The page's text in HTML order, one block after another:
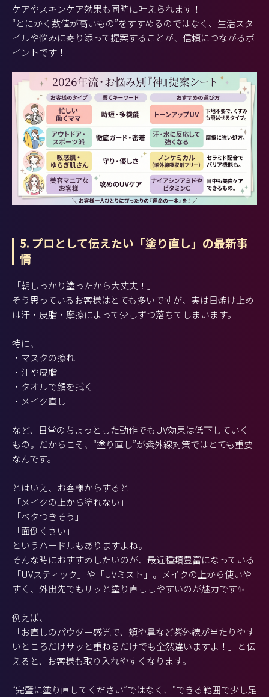
ケアやスキンケア効果も同時に叶えられます！
“とにかく数値が高いもの”をすすめるのではなく、生活スタ
イルや悩みに寄り添って提案することが、信頼につながるポ
イントです！
5. プロとして伝えたい「塗り直し」の最新事
情
「朝しっかり塗ったから大丈夫！」
そう思っているお客様はとても多いですが、実は日焼け止め
は汗・皮脂・摩擦によって少しずつ落ちてしまいます。
特に、
・マスクの擦れ
・汗や皮脂
・タオルで顔を拭く
・メイク直し
など、日常のちょっとした動作でもUV効果は低下していく
もの。だからこそ、“塗り直し”が紫外線対策ではとても重要
なんです。
とはいえ、お客様からすると
「メイクの上から塗れない」
「ベタつきそう」
「面倒くさい」
というハードルもありますよね。
そんな時におすすめしたいのが、最近種類豊富になっている
「UVスティック」や「UVミスト」。メイクの上から使いや
すく、外出先でもサッと塗り直ししやすいのが魅力です✨
例えば、
「お直しのパウダー感覚で、頬や鼻など紫外線が当たりやす
いところだけサッと重ねるだけでも全然違いますよ！」と伝
えると、お客様も取り入れやすくなります。
“完璧に塗り直してください”ではなく、“できる範囲で少し足